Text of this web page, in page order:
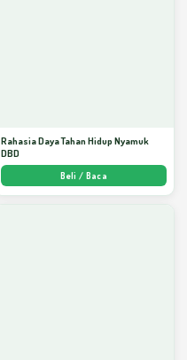
Rahasia Daya Tahan Hidup Nyamuk
DBD
Beli / Baca